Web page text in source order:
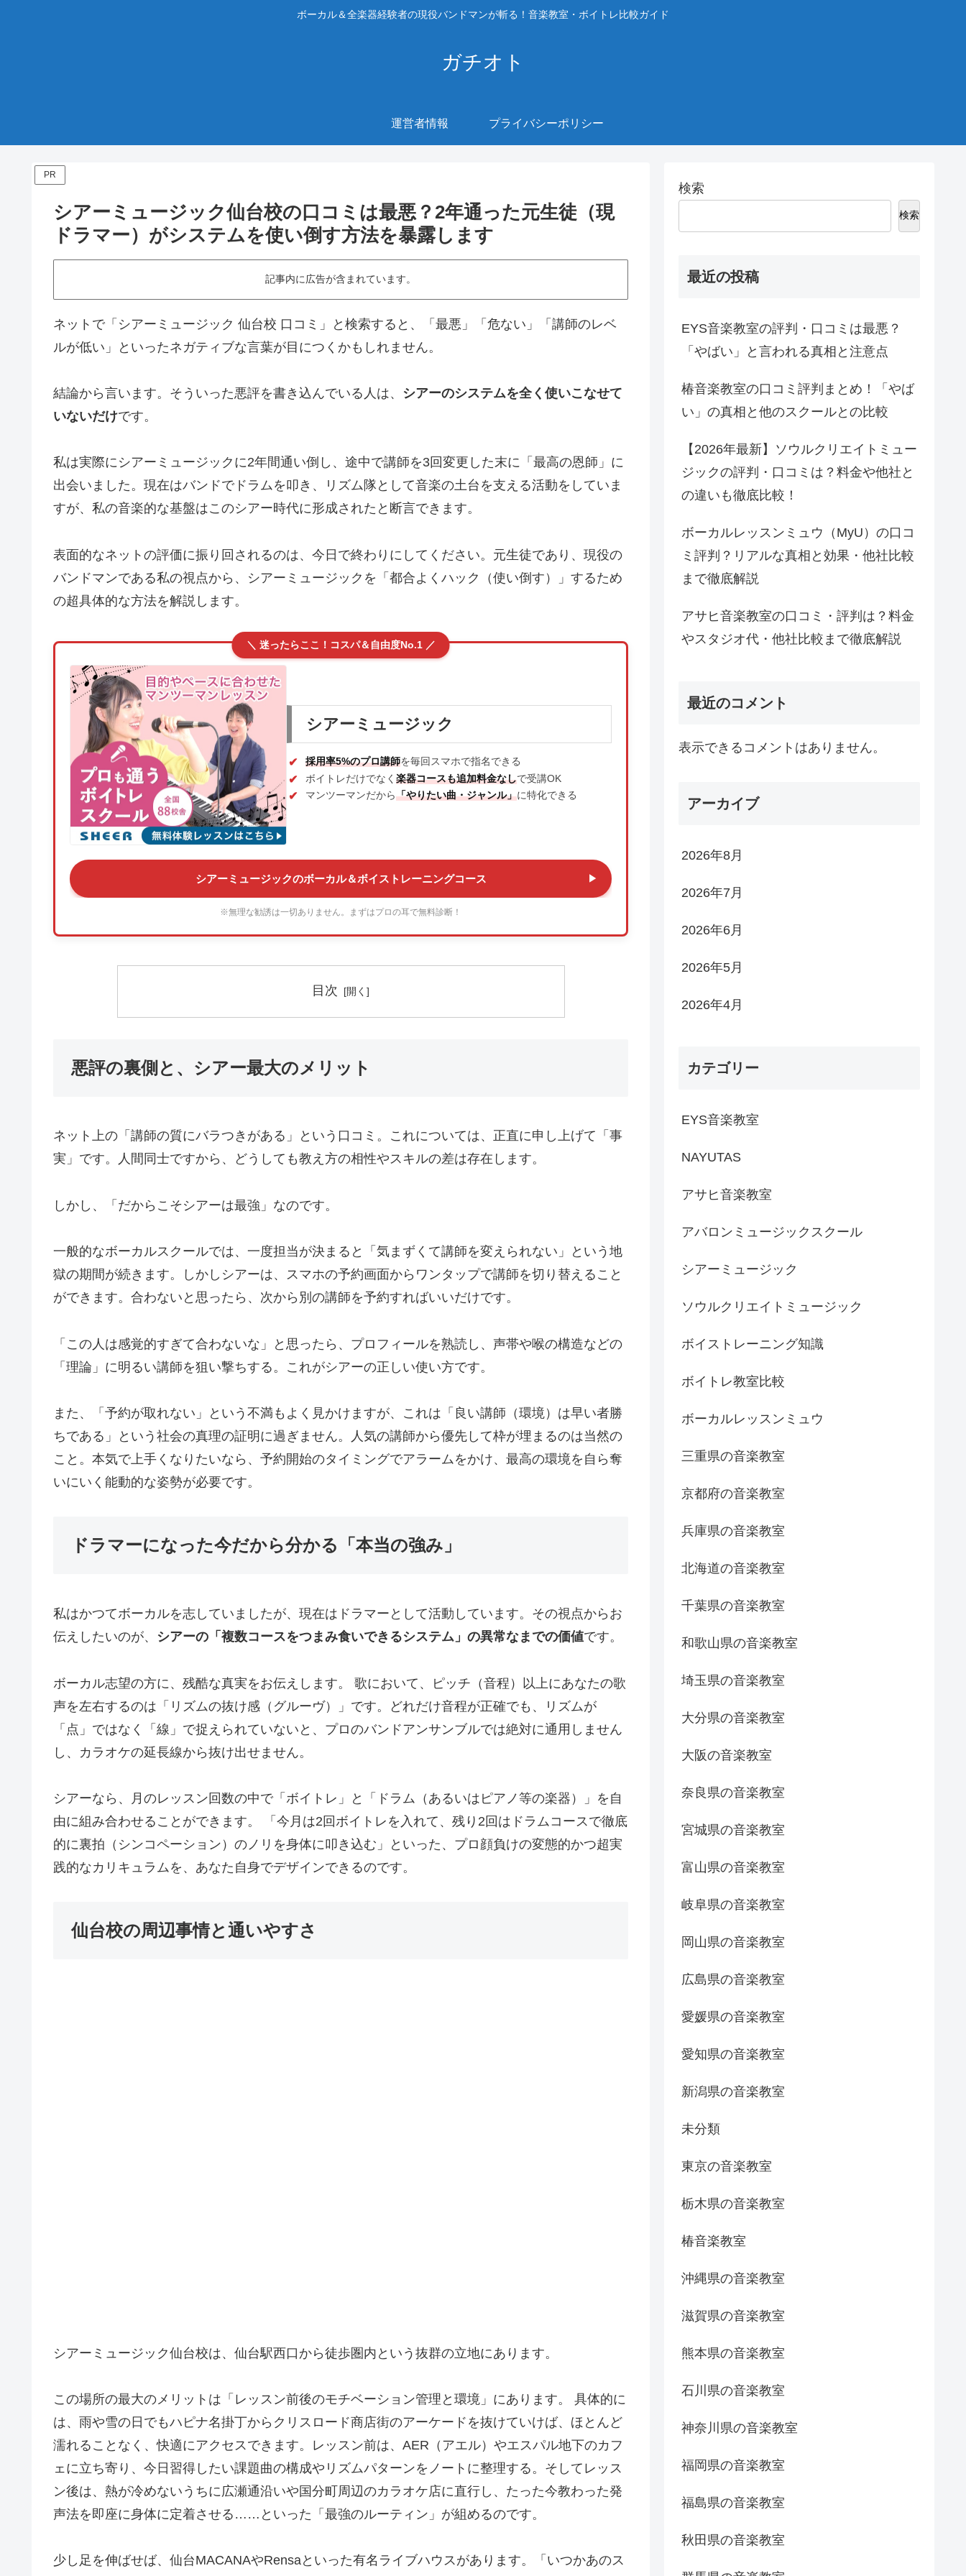
ボーカル＆全楽器経験者の現役バンドマンが斬る！音楽教室・ボイトレ比較ガイド
ガチオト
運営者情報 プライバシーポリシー
PR
シアーミュージック仙台校の口コミは最悪？2年通った元生徒（現
ドラマー）がシステムを使い倒す方法を暴露します
記事内に広告が含まれています。
ネットで「シアーミュージック 仙台校 口コミ」と検索すると、「最悪」「危ない」「講師のレベ
ルが低い」といったネガティブな言葉が目につくかもしれません。
結論から言います。そういった悪評を書き込んでいる人は、 シアーのシステムを全く使いこなせて
いないだけです。
私は実際にシアーミュージックに2年間通い倒し、途中で講師を3回変更した末に「最高の恩師」に
出会いました。現在はバンドでドラムを叩き、リズム隊として音楽の土台を支える活動をしていま
すが、私の音楽的な基盤はこのシアー時代に形成されたと断言できます。
表面的なネットの評価に振り回されるのは、今日で終わりにしてください。元生徒であり、現役の
バンドマンである私の視点から、シアーミュージックを「都合よくハック（使い倒す）」するため
の超具体的な方法を解説します。
＼ 迷ったらここ！コスパ＆自由度No.1 ／
シアーミュージック
採用率5%のプロ講師を毎回スマホで指名できる
ボイトレだけでなく楽器コースも追加料金なしで受講OK
マンツーマンだから「やりたい曲・ジャンル」に特化できる
シアーミュージックのボーカル＆ボイストレーニングコース
※無理な勧誘は一切ありません。まずはプロの耳で無料診断！
目次
悪評の裏側と、シアー最大のメリット
ネット上の「講師の質にバラつきがある」という口コミ。これについては、正直に申し上げて「事
実」です。人間同士ですから、どうしても教え方の相性やスキルの差は存在します。
しかし、「だからこそシアーは最強」なのです。
一般的なボーカルスクールでは、一度担当が決まると「気まずくて講師を変えられない」という地
獄の期間が続きます。しかしシアーは、スマホの予約画面からワンタップで講師を切り替えること
ができます。合わないと思ったら、次から別の講師を予約すればいいだけです。
「この人は感覚的すぎて合わないな」と思ったら、プロフィールを熟読し、声帯や喉の構造などの
「理論」に明るい講師を狙い撃ちする。これがシアーの正しい使い方です。
また、「予約が取れない」という不満もよく見かけますが、これは「良い講師（環境）は早い者勝
ちである」という社会の真理の証明に過ぎません。人気の講師から優先して枠が埋まるのは当然の
こと。本気で上手くなりたいなら、予約開始のタイミングでアラームをかけ、最高の環境を自ら奪
いにいく能動的な姿勢が必要です。
ドラマーになった今だから分かる「本当の強み」
私はかつてボーカルを志していましたが、現在はドラマーとして活動しています。その視点からお
伝えしたいのが、 シアーの「複数コースをつまみ食いできるシステム」の異常なまでの価値です。
ボーカル志望の方に、残酷な真実をお伝えします。 歌において、ピッチ（音程）以上にあなたの歌
声を左右するのは「リズムの抜け感（グルーヴ）」です。どれだけ音程が正確でも、リズムが
「点」ではなく「線」で捉えられていないと、プロのバンドアンサンブルでは絶対に通用しません
し、カラオケの延長線から抜け出せません。
シアーなら、月のレッスン回数の中で「ボイトレ」と「ドラム（あるいはピアノ等の楽器）」を自
由に組み合わせることができます。 「今月は2回ボイトレを入れて、残り2回はドラムコースで徹底
的に裏拍（シンコペーション）のノリを身体に叩き込む」といった、プロ顔負けの変態的かつ超実
践的なカリキュラムを、あなた自身でデザインできるのです。
仙台校の周辺事情と通いやすさ
シアーミュージック仙台校は、仙台駅西口から徒歩圏内という抜群の立地にあります。
この場所の最大のメリットは「レッスン前後のモチベーション管理と環境」にあります。 具体的に
は、雨や雪の日でもハピナ名掛丁からクリスロード商店街のアーケードを抜けていけば、ほとんど
濡れることなく、快適にアクセスできます。レッスン前は、AER（アエル）やエスパル地下のカフ
ェに立ち寄り、今日習得したい課題曲の構成やリズムパターンをノートに整理する。そしてレッス
ン後は、熱が冷めないうちに広瀬通沿いや国分町周辺のカラオケ店に直行し、たった今教わった発
声法を即座に身体に定着させる……といった「最強のルーティン」が組めるのです。
少し足を伸ばせば、仙台MACANAやRensaといった有名ライブハウスがあります。「いつかあのス
検索
検索
最近の投稿
EYS音楽教室の評判・口コミは最悪？
「やばい」と言われる真相と注意点
椿音楽教室の口コミ評判まとめ！「やば
い」の真相と他のスクールとの比較
【2026年最新】ソウルクリエイトミュー
ジックの評判・口コミは？料金や他社と
の違いも徹底比較！
ボーカルレッスンミュウ（MyU）の口コ
ミ評判？リアルな真相と効果・他社比較
まで徹底解説
アサヒ音楽教室の口コミ・評判は？料金
やスタジオ代・他社比較まで徹底解説
最近のコメント
表示できるコメントはありません。
アーカイブ
2026年8月
2026年7月
2026年6月
2026年5月
2026年4月
カテゴリー
EYS音楽教室
NAYUTAS
アサヒ音楽教室
アバロンミュージックスクール
シアーミュージック
ソウルクリエイトミュージック
ボイストレーニング知識
ボイトレ教室比較
ボーカルレッスンミュウ
三重県の音楽教室
京都府の音楽教室
兵庫県の音楽教室
北海道の音楽教室
千葉県の音楽教室
和歌山県の音楽教室
埼玉県の音楽教室
大分県の音楽教室
大阪の音楽教室
奈良県の音楽教室
宮城県の音楽教室
富山県の音楽教室
岐阜県の音楽教室
岡山県の音楽教室
広島県の音楽教室
愛媛県の音楽教室
愛知県の音楽教室
新潟県の音楽教室
未分類
東京の音楽教室
栃木県の音楽教室
椿音楽教室
沖縄県の音楽教室
滋賀県の音楽教室
熊本県の音楽教室
石川県の音楽教室
神奈川県の音楽教室
福岡県の音楽教室
福島県の音楽教室
秋田県の音楽教室